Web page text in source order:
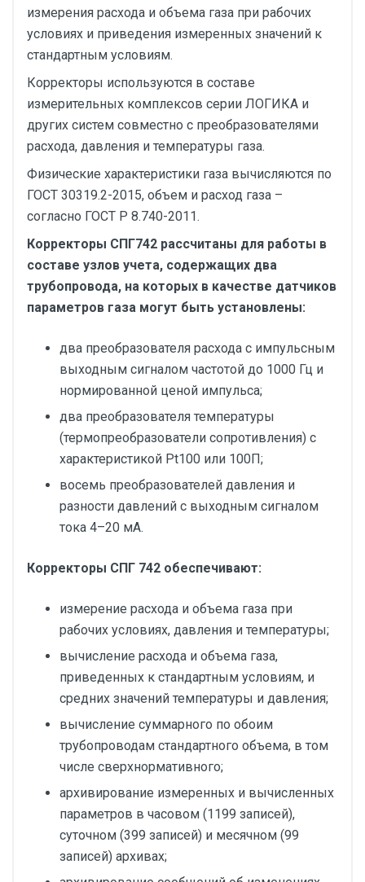
измерения расхода и объема газа при рабочих
условиях и приведения измеренных значений к
стандартным условиям.
Корректоры используются в составе
измерительных комплексов серии ЛОГИКА и
других систем совместно с преобразователями
расхода, давления и температуры газа.
Физические характеристики газа вычисляются по
ГОСТ 30319.2-2015, объем и расход газа –
согласно ГОСТ Р 8.740-2011.
Корректоры СПГ742 рассчитаны для работы в
составе узлов учета, содержащих два
трубопровода, на которых в качестве датчиков
параметров газа могут быть установлены:
два преобразователя расхода с импульсным
выходным сигналом частотой до 1000 Гц и
нормированной ценой импульса;
два преобразователя температуры
(термопреобразователи сопротивления) с
характеристикой Pt100 или 100П;
восемь преобразователей давления и
разности давлений с выходным сигналом
тока 4–20 мА.
Корректоры СПГ 742 обеспечивают:
измерение расхода и объема газа при
рабочих условиях, давления и температуры;
вычисление расхода и объема газа,
приведенных к стандартным условиям, и
средних значений температуры и давления;
вычисление суммарного по обоим
трубопроводам стандартного объема, в том
числе сверхнормативного;
архивирование измеренных и вычисленных
параметров в часовом (1199 записей),
суточном (399 записей) и месячном (99
записей) архивах;